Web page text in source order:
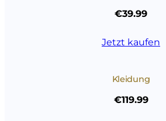
€39.99
Jetzt kaufen
Kleidung
€119.99